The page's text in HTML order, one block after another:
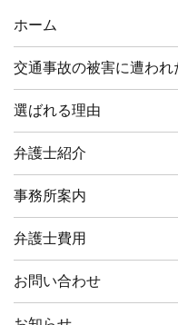
ホーム
交通事故の被害に遭われ
選ばれる理由
弁護士紹介
事務所案内
弁護士費用
お問い合わせ